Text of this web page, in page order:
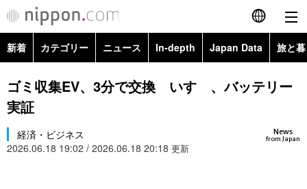
English
简体字
カテゴリー
新着 カテゴリー ニュース In-depth Japan Data 旅と
政治・外交
経済・ビジネス
国際・海外
Topics
ゴミ収集EV、3分で交換 いすゞ、バッテリー
実証
News
from Japan
経済・ビジネス
2026.06.18 19:02 / 2026.06.18 20:18 更新